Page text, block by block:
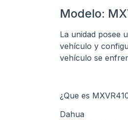
Modelo:
La unidad posee
vehículo y
vehículo se
¿Que es
Dahua